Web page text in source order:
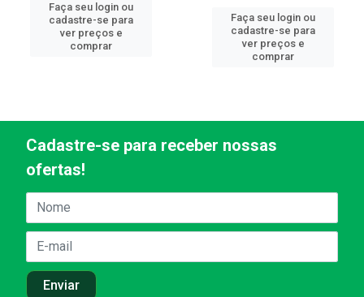
Faça seu login ou
cadastre-se para
ver preços e
comprar
Faça seu login ou
cadastre-se para
ver preços e
comprar
Cadastre-se para receber nossas
ofertas!